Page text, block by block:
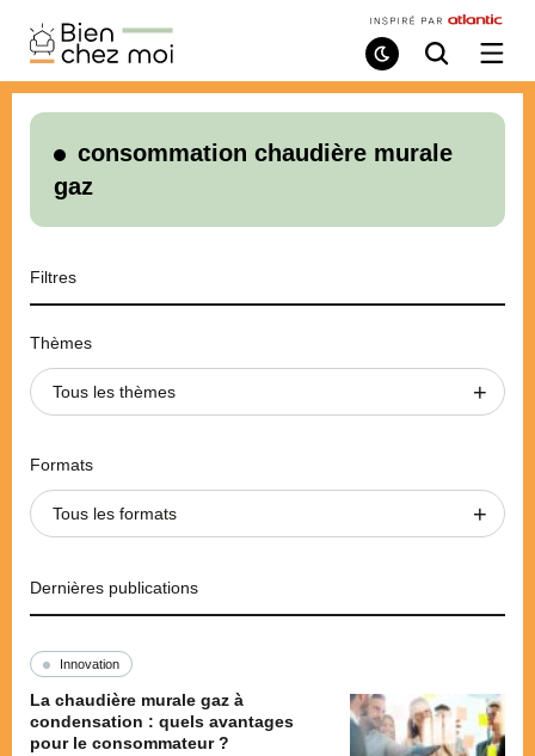
Bien
Chez
Moi
Mode
de
Recherche
/
le
consommation chaudière murale
gaz
Filtres
Thèmes
Tous les thèmes
Formats
Tous les formats
Dernières publications
Innovation
La chaudière murale gaz à
condensation : quels avantages
pour le consommateur ?